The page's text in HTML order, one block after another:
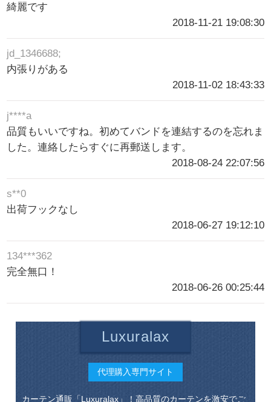
綺麗です
2018-11-21 19:08:30
jd_1346688;
内張りがある
2018-11-02 18:43:33
j****a
品質もいいですね。初めてバンドを連結するのを忘れま
した。連絡したらすぐに再郵送します。
2018-08-24 22:07:56
s**0
出荷フックなし
2018-06-27 19:12:10
134***362
完全無口！
2018-06-26 00:25:44
Luxuralax
代理購入専門サイト
カーテン通販「Luxuralax」！高品質のカーテンを激安でご